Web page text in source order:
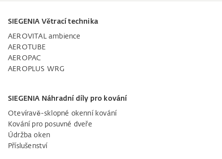
SIEGENIA Větrací technika
AEROVITAL ambience
AEROTUBE
AEROPAC
AEROPLUS WRG
SIEGENIA Náhradní díly pro kování
Otevíravě-sklopné okenní kování
Kování pro posuvné dveře
Údržba oken
Příslušenství